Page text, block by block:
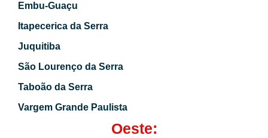
Embu-Guaçu
Itapecerica da Serra
Juquitiba
São Lourenço da Serra
Taboão da Serra
Vargem Grande Paulista
Oeste: